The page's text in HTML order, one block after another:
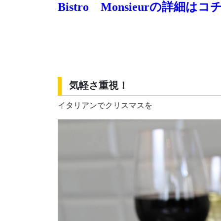
Bistro Monsieurの詳細はコ
気軽さ重視！
イタリアンでクリスマスを